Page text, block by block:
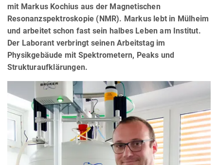
mit Markus Kochius aus der Magnetischen
Resonanzspektroskopie (NMR). Markus lebt in Mülheim
und arbeitet schon fast sein halbes Leben am Institut.
Der Laborant verbringt seinen Arbeitstag im
Physikgebäude mit Spektrometern, Peaks und
Strukturaufklärungen.